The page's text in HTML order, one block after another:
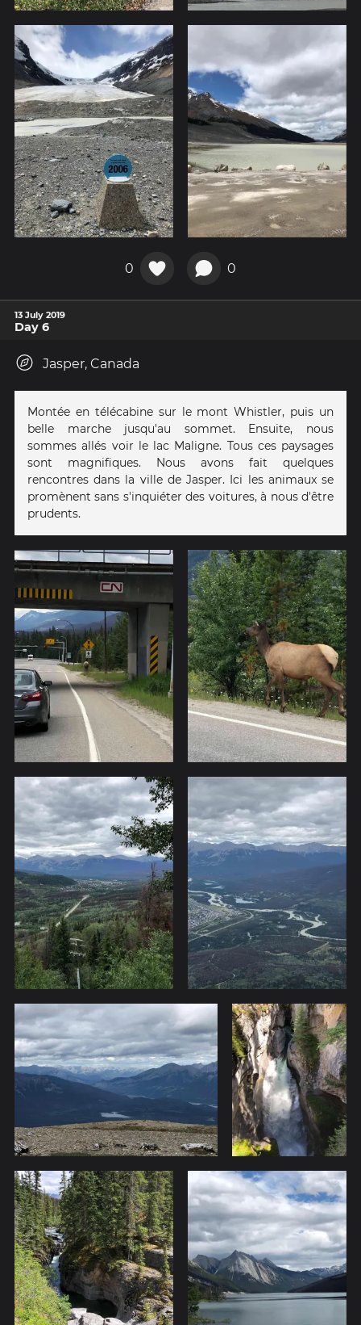
0 0
13 July 2019
Day 6
Jasper, Canada
Montée en télécabine sur le mont Whistler, puis un
belle marche jusqu'au sommet. Ensuite, nous
sommes allés voir le lac Maligne. Tous ces paysages
sont magnifiques. Nous avons fait quelques
rencontres dans la ville de Jasper. Ici les animaux se
promènent sans s'inquiéter des voitures, à nous d'être
prudents.